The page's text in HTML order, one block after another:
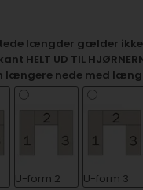
længder gælder
HELT UD TIL
nede med
U-form 2 U-form 3